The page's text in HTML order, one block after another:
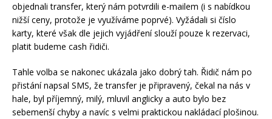
objednali transfer, který nám potvrdili e-mailem (i s nabídkou
nižší ceny, protože je využíváme poprvé). Vyžádali si číslo
karty, které však dle jejich vyjádření slouží pouze k rezervaci,
platit budeme cash řidiči.
Tahle volba se nakonec ukázala jako dobrý tah. Řidič nám po
přistání napsal SMS, že transfer je připravený, čekal na nás v
hale, byl příjemný, milý, mluvil anglicky a auto bylo bez
sebemenší chyby a navíc s velmi praktickou nakládací plošinou.